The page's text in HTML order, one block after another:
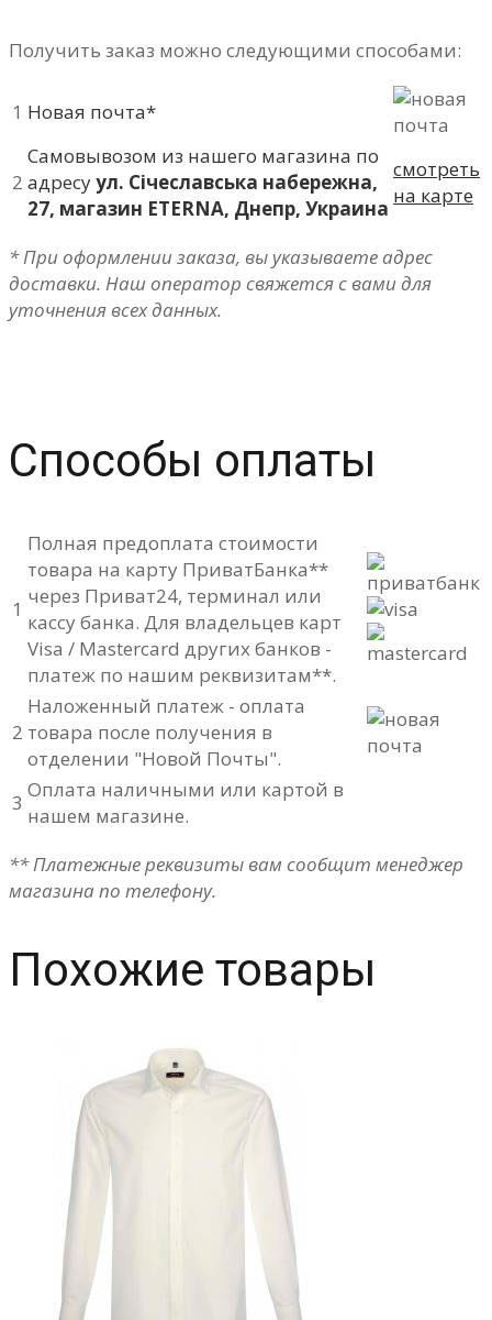
Получить заказ можно следующими способами:
1 Новая почта*
2
Самовывозом из нашего магазина по
адресуул. Січеславська набережна,
27, магазин ETERNA, Днепр, Украина
смотреть
на карте
* При оформлении заказа, вы указываете адрес
доставки. Наш оператор свяжется с вами для
уточнения всех данных.
Способы оплаты
1
Полная предоплата стоимости
товара на карту ПриватБанка**
через Приват24, терминал или
кассу банка. Для владельцев карт
Visa / Mastercard других банков -
платеж по нашим реквизитам**.
2
Наложенный платеж - оплата
товара после получения в
отделении "Новой Почты".
3
Оплата наличными или картой в
нашем магазине.
** Платежные реквизиты вам сообщит менеджер
магазина по телефону.
Похожие товары